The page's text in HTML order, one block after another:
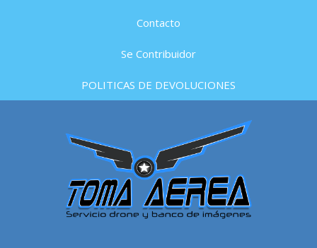
Contacto
Se Contribuidor
POLITICAS DE DEVOLUCIONES